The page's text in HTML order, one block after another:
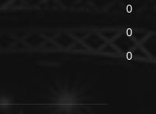
0
0
0